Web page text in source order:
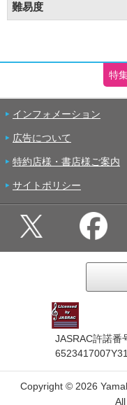
難易度
特
インフォメーション
広告について
特約店様・書店様ご案内
サイトポリシー
JASRAC許諾番
Copyright © 2026